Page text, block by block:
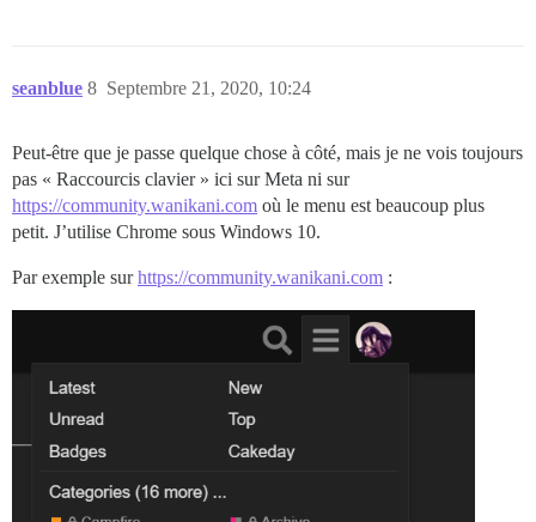
seanblue Septembre 21, 2020, 10:24
8
Peut-être que je passe quelque chose à côté, mais je ne vois toujours
pas « Raccourcis clavier » ici sur Meta ni sur
https://community.wanikani.com où le menu est beaucoup plus
petit. J’utilise Chrome sous Windows 10.
Par exemple surhttps://community.wanikani.com :